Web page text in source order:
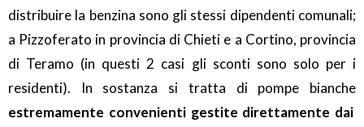
distribuire la benzina sono gli stessi dipendenti comunali;
a Pizzoferato in provincia di Chieti e a Cortino, provincia
di Teramo (in questi 2 casi gli sconti sono solo per i
residenti). In sostanza si tratta di pompe bianche
estremamente convenienti gestite direttamente dai